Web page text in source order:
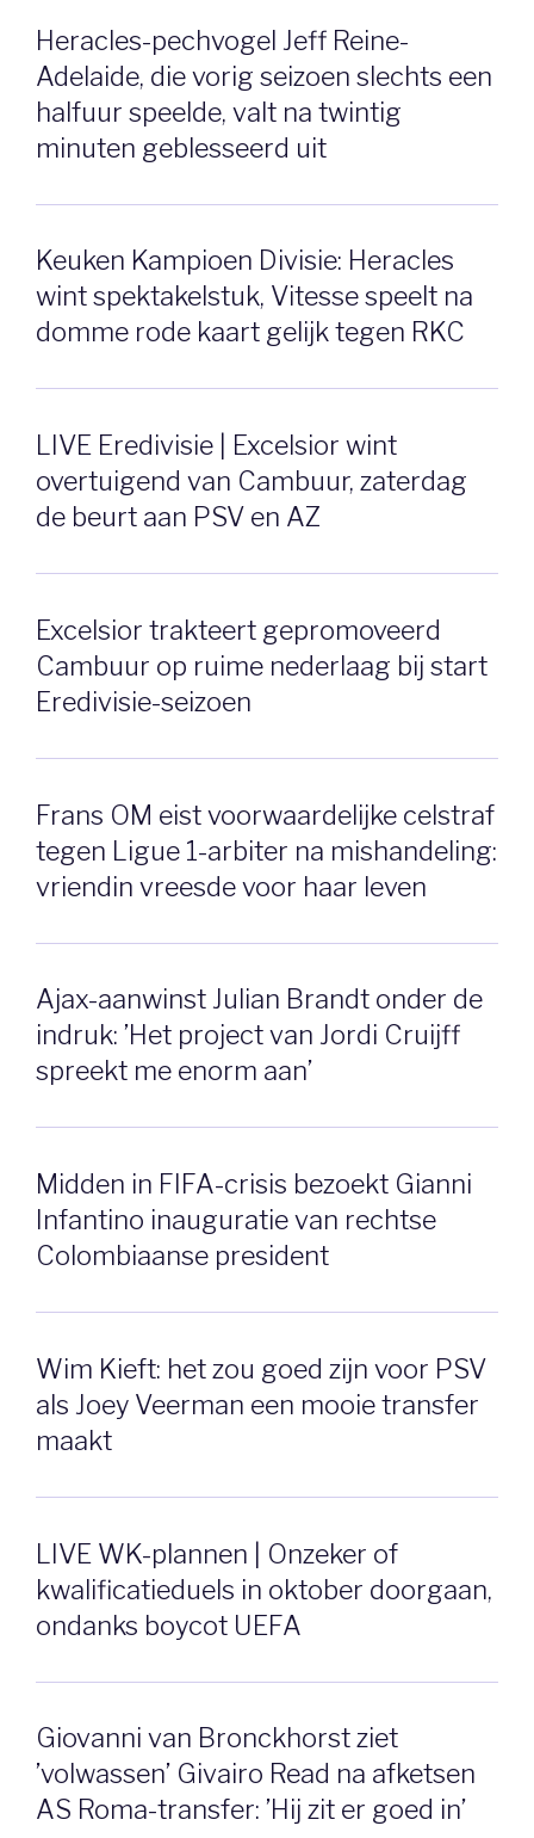
Heracles-pechvogel Jeff Reine-
Adelaide, die vorig seizoen slechts een
halfuur speelde, valt na twintig
minuten geblesseerd uit
Keuken Kampioen Divisie: Heracles
wint spektakelstuk, Vitesse speelt na
domme rode kaart gelijk tegen RKC
LIVE Eredivisie | Excelsior wint
overtuigend van Cambuur, zaterdag
de beurt aan PSV en AZ
Excelsior trakteert gepromoveerd
Cambuur op ruime nederlaag bij start
Eredivisie-seizoen
Frans OM eist voorwaardelijke celstraf
tegen Ligue 1-arbiter na mishandeling:
vriendin vreesde voor haar leven
Ajax-aanwinst Julian Brandt onder de
indruk: ’Het project van Jordi Cruijff
spreekt me enorm aan’
Midden in FIFA-crisis bezoekt Gianni
Infantino inauguratie van rechtse
Colombiaanse president
Wim Kieft: het zou goed zijn voor PSV
als Joey Veerman een mooie transfer
maakt
LIVE WK-plannen | Onzeker of
kwalificatieduels in oktober doorgaan,
ondanks boycot UEFA
Giovanni van Bronckhorst ziet
’volwassen’ Givairo Read na afketsen
AS Roma-transfer: ’Hij zit er goed in’